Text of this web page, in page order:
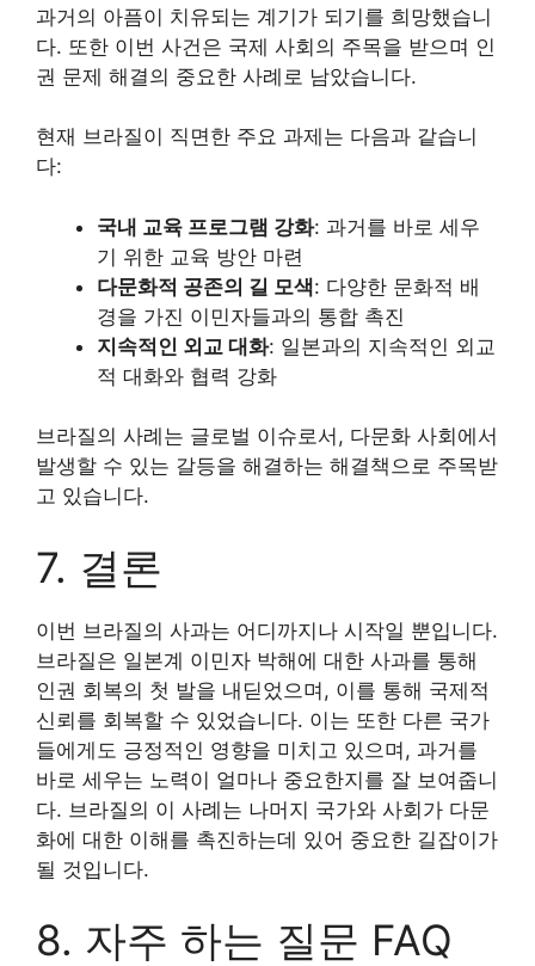
과거의 아픔이 치유되는 계기가 되기를 희망했습니
다. 또한 이번 사건은 국제 사회의 주목을 받으며 인
권 문제 해결의 중요한 사례로 남았습니다.
현재 브라질이 직면한 주요 과제는 다음과 같습니
다:
국내 교육 프로그램 강화: 과거를 바로 세우
기 위한 교육 방안 마련
다문화적 공존의 길 모색: 다양한 문화적 배
경을 가진 이민자들과의 통합 촉진
지속적인 외교 대화: 일본과의 지속적인 외교
적 대화와 협력 강화
브라질의 사례는 글로벌 이슈로서, 다문화 사회에서
발생할 수 있는 갈등을 해결하는 해결책으로 주목받
고 있습니다.
7. 결론
이번 브라질의 사과는 어디까지나 시작일 뿐입니다.
브라질은 일본계 이민자 박해에 대한 사과를 통해
인권 회복의 첫 발을 내딛었으며, 이를 통해 국제적
신뢰를 회복할 수 있었습니다. 이는 또한 다른 국가
들에게도 긍정적인 영향을 미치고 있으며, 과거를
바로 세우는 노력이 얼마나 중요한지를 잘 보여줍니
다. 브라질의 이 사례는 나머지 국가와 사회가 다문
화에 대한 이해를 촉진하는데 있어 중요한 길잡이가
될 것입니다.
8. 자주 하는 질문 FAQ